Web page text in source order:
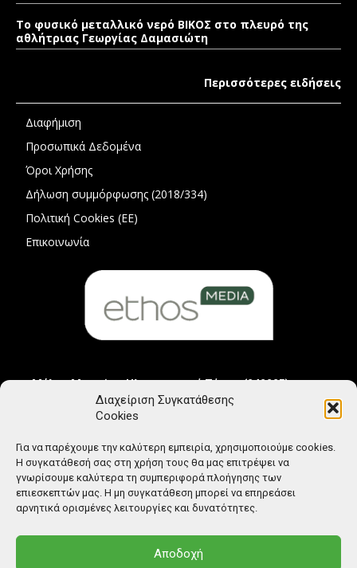
Διαχείριση Συγκατάθεσης
Cookies
Για να παρέχουμε την καλύτερη εμπειρία, χρησιμοποιούμε cookies.
Η συγκατάθεσή σας στη χρήση τους θα μας επιτρέψει να
γνωρίσουμε καλύτερα τη συμπεριφορά πλοήγησης των
επιεσκεπτών μας. Η μη συγκατάθεση μπορεί να επηρεάσει
αρνητικά ορισμένες λειτουργίες και δυνατότητες.
Αποδοχή
Το φυσικό μεταλλικό νερό ΒΙΚΟΣ στο πλευρό της
αθλήτριας Γεωργίας Δαμασιώτη
Περισσότερες ειδήσεις
Διαφήμιση
Προσωπικά Δεδομένα
Όροι Χρήσης
Δήλωση συμμόρφωσης (2018/334)
Πολιτική Cookies (ΕΕ)
Επικοινωνία
Μέλος Μητρώου Ηλεκτρονικού Τύπου (242225)